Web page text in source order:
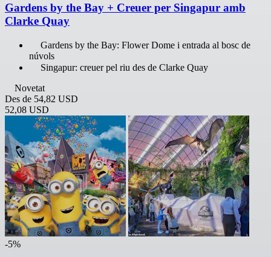
Gardens by the Bay + Creuer per Singapur amb
Clarke Quay
Gardens by the Bay: Flower Dome i entrada al bosc de
núvols
Singapur: creuer pel riu des de Clarke Quay
Novetat
Des de 54,82 USD
52,08 USD
-5%